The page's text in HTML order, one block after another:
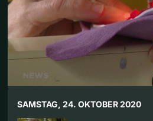
SAMSTAG, 24. OKTOBER 2020